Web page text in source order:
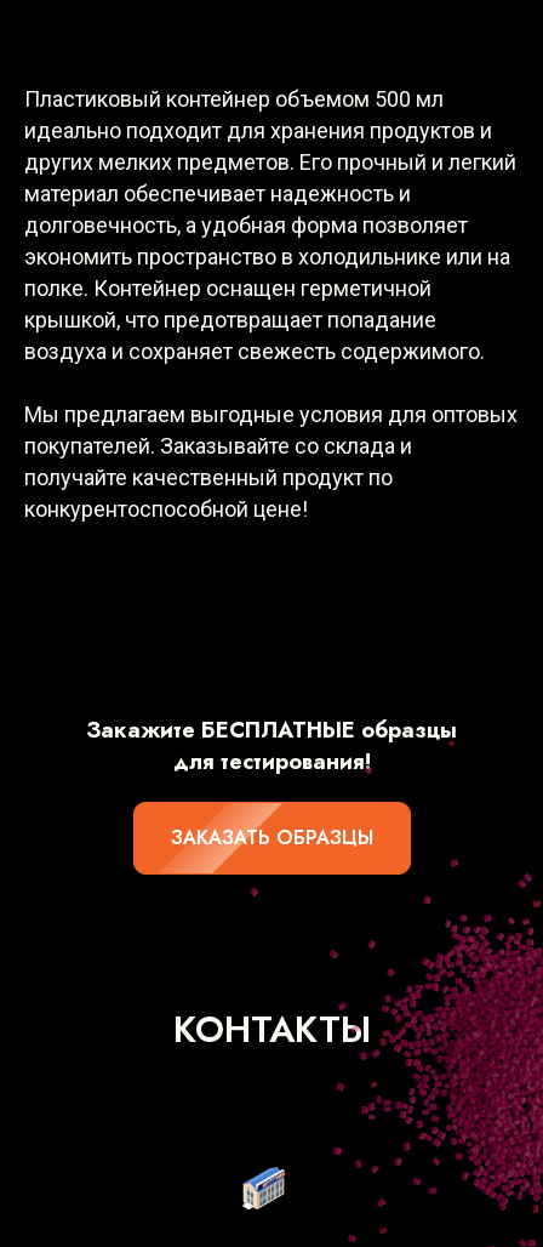
Пластиковый контейнер объемом 500 мл
идеально подходит для хранения продуктов и
других мелких предметов. Его прочный и легкий
материал обеспечивает надежность и
долговечность, а удобная форма позволяет
экономить пространство в холодильнике или на
полке. Контейнер оснащен герметичной
крышкой, что предотвращает попадание
воздуха и сохраняет свежесть содержимого.
Мы предлагаем выгодные условия для оптовых
покупателей. Заказывайте со склада и
получайте качественный продукт по
конкурентоспособной цене!
Закажите БЕСПЛАТНЫЕ образцы
для тестирования!
ЗАКАЗАТЬ ОБРАЗЦЫ
КОНТАКТЫ